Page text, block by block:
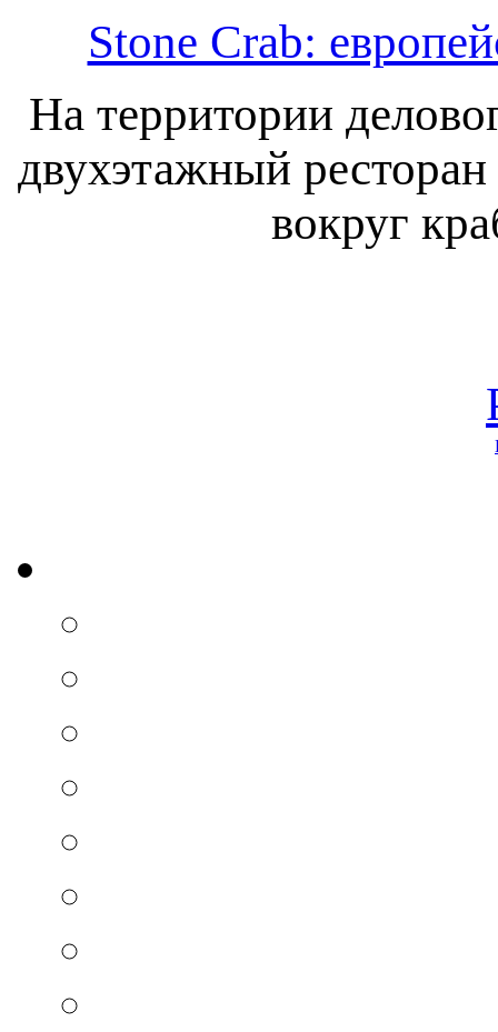
Stone Crab:
На территории
двухэтажный
вокруг